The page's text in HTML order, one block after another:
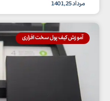
مرداد 25, 1401
آموزش کیف پول سخت افزاری